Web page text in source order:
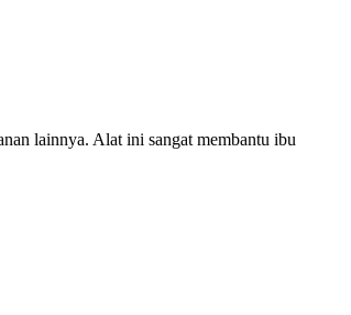
lainnya. Alat ini sangat membantu ibu